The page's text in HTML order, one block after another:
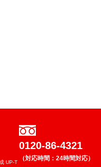
UP-T
0120-86-4321
（対応時間：24時間対応）